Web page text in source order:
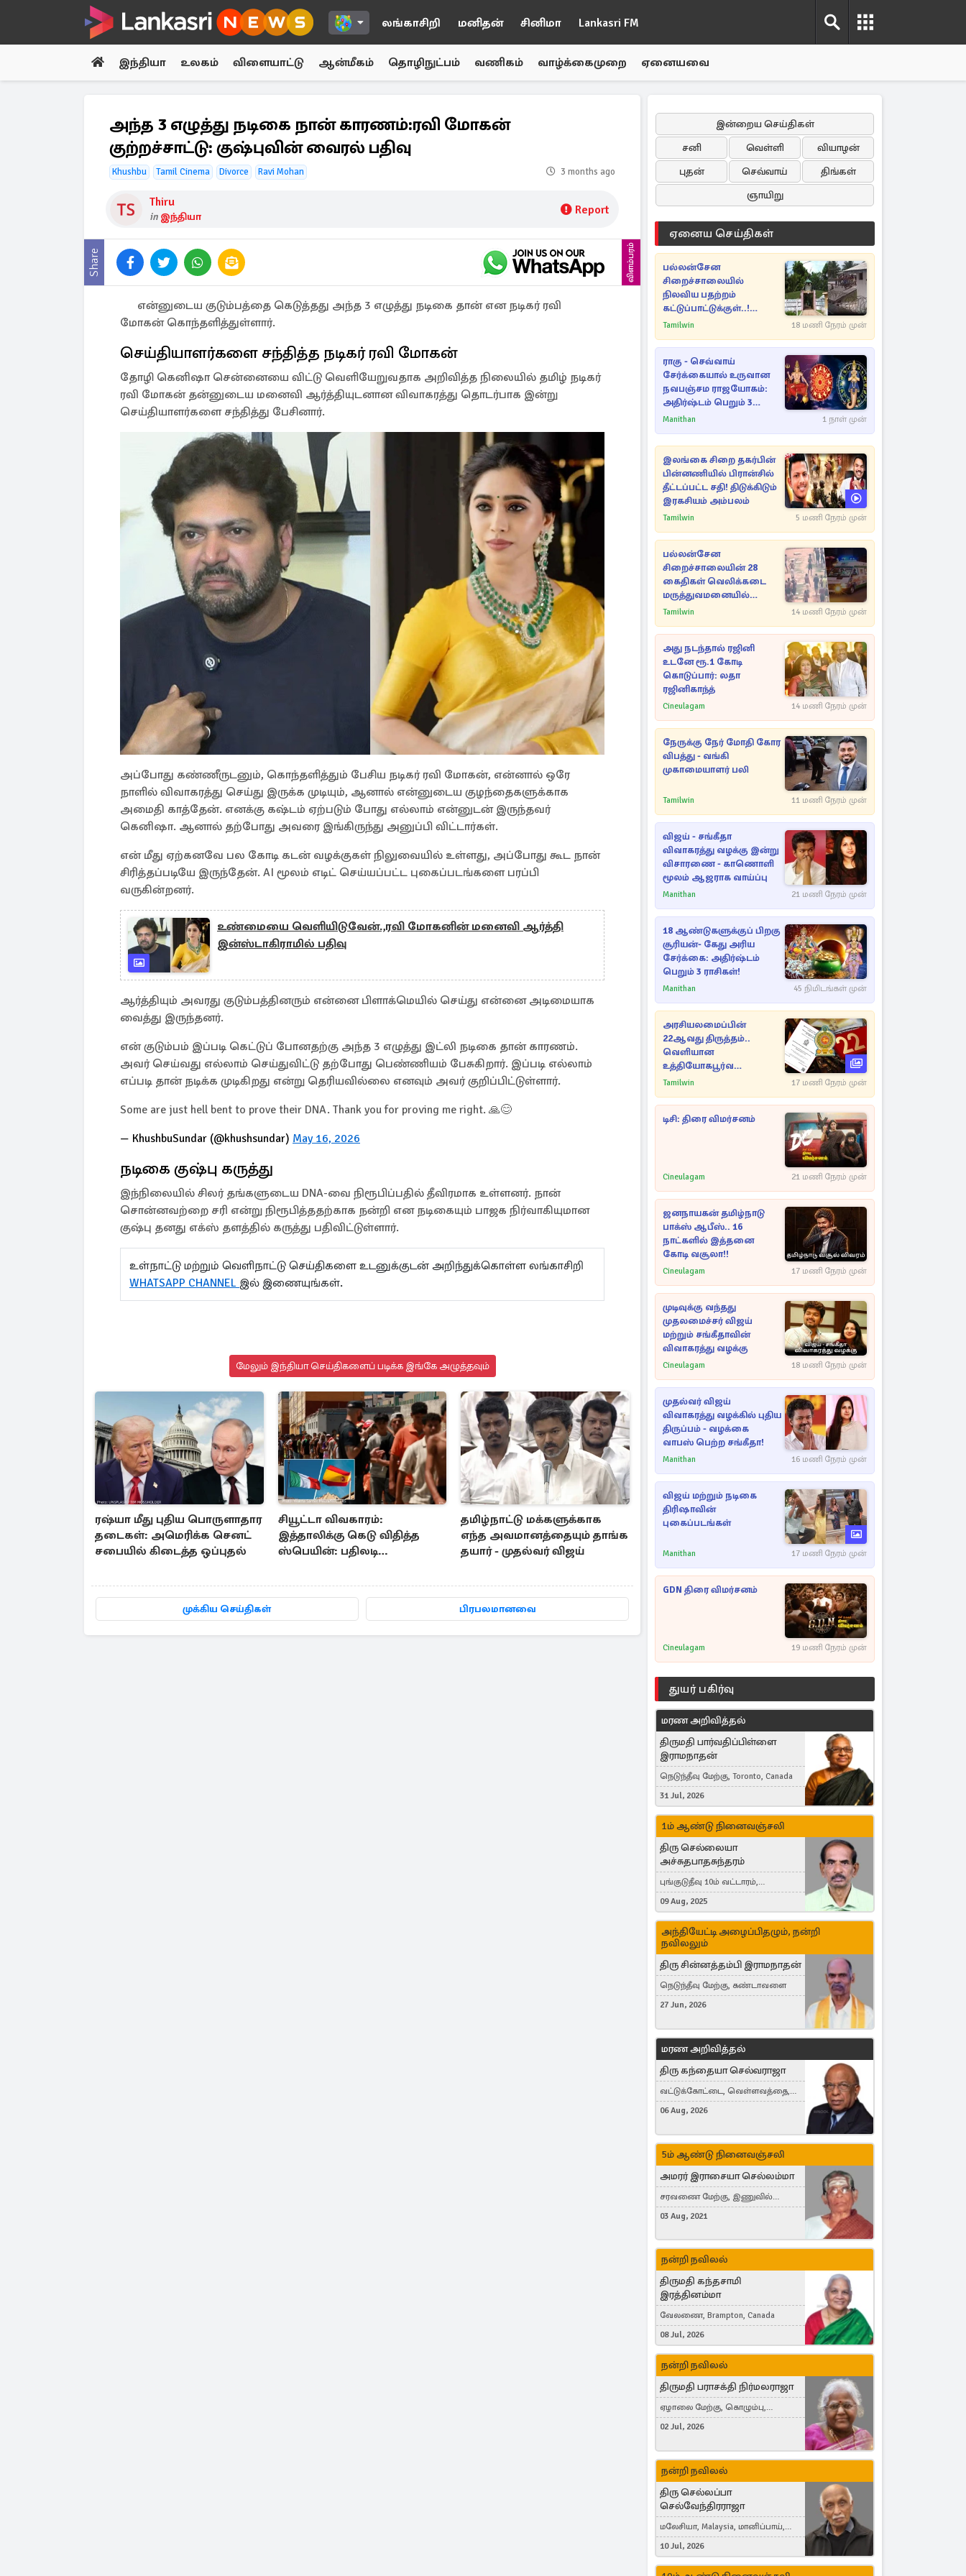
லங்காசிறி மனிதன் சினிமா Lankasri FM
இந்தியா உலகம் விளையாட்டு ஆன்மீகம் தொழிநுட்பம் வணிகம் வாழ்க்கைமுறை ஏனையவை
அந்த 3 எழுத்து நடிகை நான் காரணம்:ரவி மோகன்
குற்றச்சாட்டு: குஷ்புவின் வைரல் பதிவு
Khushbu Tamil Cinema Divorce Ravi Mohan 3 months ago
Thiru
in இந்தியா Report
Share விளம்பரம்
என்னுடைய குடும்பத்தை கெடுத்தது அந்த 3 எழுத்து நடிகை தான் என நடிகர் ரவி
மோகன் கொந்தளித்துள்ளார்.
செய்தியாளர்களை சந்தித்த நடிகர் ரவி மோகன்
தோழி கெனிஷா சென்னையை விட்டு வெளியேறுவதாக அறிவித்த நிலையில் தமிழ் நடிகர்
ரவி மோகன் தன்னுடைய மனைவி ஆர்த்தியுடனான விவாகரத்து தொடர்பாக இன்று
செய்தியாளர்களை சந்தித்து பேசினார்.
அப்போது கண்ணீருடனும், கொந்தளித்தும் பேசிய நடிகர் ரவி மோகன், என்னால் ஒரே
நாளில் விவாகரத்து செய்து இருக்க முடியும், ஆனால் என்னுடைய குழந்தைகளுக்காக
அமைதி காத்தேன். எனக்கு கஷ்டம் ஏற்படும் போது எல்லாம் என்னுடன் இருந்தவர்
கெனிஷா. ஆனால் தற்போது அவரை இங்கிருந்து அனுப்பி விட்டார்கள்.
என் மீது ஏற்கனவே பல கோடி கடன் வழக்குகள் நிலுவையில் உள்ளது, அப்போது கூட நான்
சிரித்தப்படியே இருந்தேன். AI மூலம் எடிட் செய்யப்பட்ட புகைப்படங்களை பரப்பி
வருகின்றனர்.
உண்மையை வெளியிடுவேன்.,ரவி மோகனின் மனைவி ஆர்த்தி
இன்ஸ்டாகிராமில் பதிவு
ஆர்த்தியும் அவரது குடும்பத்தினரும் என்னை பிளாக்மெயில் செய்து என்னை அடிமையாக
வைத்து இருந்தனர்.
என் குடும்பம் இப்படி கெட்டுப் போனதற்கு அந்த 3 எழுத்து இட்லி நடிகை தான் காரணம்.
அவர் செய்வது எல்லாம் செய்துவிட்டு தற்போது பெண்ணியம் பேசுகிறார். இப்படி எல்லாம்
எப்படி தான் நடிக்க முடிகிறது என்று தெரியவில்லை எனவும் அவர் குறிப்பிட்டுள்ளார்.
Some are just hell bent to prove their DNA. Thank you for proving me right. 🙏😊
— KhushbuSundar (@khushsundar) May 16, 2026
நடிகை குஷ்பு கருத்து
இந்நிலையில் சிலர் தங்களுடைய DNA-வை நிரூபிப்பதில் தீவிரமாக உள்ளனர். நான்
சொன்னவற்றை சரி என்று நிரூபித்ததற்காக நன்றி என நடிகையும் பாஜக நிர்வாகியுமான
குஷ்பு தனது எக்ஸ் தளத்தில் கருத்து பதிவிட்டுள்ளார்.
உள்நாட்டு மற்றும் வெளிநாட்டு செய்திகளை உடனுக்குடன் அறிந்துக்கொள்ள லங்காசிறி
WHATSAPP CHANNEL இல் இணையுங்கள்.
மேலும் இந்தியா செய்திகளைப் படிக்க இங்கே அழுத்தவும்
ரஷ்யா மீது புதிய பொருளாதார
தடைகள்: அமெரிக்க செனட்
சபையில் கிடைத்த ஒப்புதல்
சியூட்டா விவகாரம்:
இத்தாலிக்கு கெடு விதித்த
ஸ்பெயின்: பதிலடி
தமிழ்நாட்டு மக்களுக்காக
எந்த அவமானத்தையும் தாங்க
தயார் - முதல்வர் விஜய்
முக்கிய செய்திகள் பிரபலமானவை
இன்றைய செய்திகள்
சனி
வெள்ளி
வியாழன்
புதன்
செவ்வாய்
திங்கள்
ஞாயிறு
ஏனைய செய்திகள்
பல்லன்சேன
சிறைச்சாலையில்
நிலவிய பதற்றம்
கட்டுப்பாட்டுக்குள்..!
அதிரடியாக களமிறங்கிய
Tamilwin 18 மணி நேரம் முன்
ராகு - செவ்வாய்
சேர்க்கையால் உருவான
நவபஞ்சம ராஜயோகம்:
அதிர்ஷ்டம் பெறும் 3
ராசிகள்!
Manithan 1 நாள் முன்
இலங்கை சிறை தகர்பின்
பின்னணியில் பிரான்சில்
தீட்டப்பட்ட சதி! திடுக்கிடும்
இரகசியம் அம்பலம்
Tamilwin 5 மணி நேரம் முன்
பல்லன்சேன
சிறைச்சாலையின் 28
கைதிகள் வெலிக்கடை
மருத்துவமனையில்
அனுமதி
Tamilwin 14 மணி நேரம் முன்
அது நடந்தால் ரஜினி
உடனே ரூ.1 கோடி
கொடுப்பார்: லதா
ரஜினிகாந்த்
Cineulagam 14 மணி நேரம் முன்
நேருக்கு நேர் மோதி கோர
விபத்து - வங்கி
முகாமையாளர் பலி
Tamilwin 11 மணி நேரம் முன்
விஜய் - சங்கீதா
விவாகரத்து வழக்கு இன்று
விசாரணை - காணொளி
மூலம் ஆஜராக வாய்ப்பு
Manithan 21 மணி நேரம் முன்
18 ஆண்டுகளுக்குப் பிறகு
சூரியன்- கேது அரிய
சேர்க்கை: அதிர்ஷ்டம்
பெறும் 3 ராசிகள்!
Manithan 45 நிமிடங்கள் முன்
அரசியலமைப்பின்
22ஆவது திருத்தம்..
வெளியான
உத்தியோகபூர்வ
அறிவிப்பு!
Tamilwin 17 மணி நேரம் முன்
டிசி: திரை விமர்சனம்
Cineulagam 21 மணி நேரம் முன்
ஜனநாயகன் தமிழ்நாடு
பாக்ஸ் ஆபீஸ்.. 16
நாட்களில் இத்தனை
கோடி வசூலா!!
Cineulagam 17 மணி நேரம் முன்
முடிவுக்கு வந்தது
முதலமைச்சர் விஜய்
மற்றும் சங்கீதாவின்
விவாகரத்து வழக்கு
Cineulagam 18 மணி நேரம் முன்
முதல்வர் விஜய்
விவாகரத்து வழக்கில் புதிய
திருப்பம் - வழக்கை
வாபஸ் பெற்ற சங்கீதா!
Manithan 16 மணி நேரம் முன்
விஜய் மற்றும் நடிகை
திரிஷாவின்
புகைப்படங்கள்
Manithan 17 மணி நேரம் முன்
GDN திரை விமர்சனம்
Cineulagam 19 மணி நேரம் முன்
துயர் பகிர்வு
மரண அறிவித்தல்
திருமதி பார்வதிப்பிள்ளை
இராமநாதன்
நெடுந்தீவு மேற்கு, Toronto, Canada
31 Jul, 2026
1ம் ஆண்டு நினைவஞ்சலி
திரு செல்லையா
அச்சுதபாதசுந்தரம்
புங்குடுதீவு 10ம் வட்டாரம்,
கொள்ளுப்பிட்டி
09 Aug, 2025
அந்தியேட்டி அழைப்பிதழும், நன்றி
நவிலலும்
திரு சின்னத்தம்பி இராமநாதன்
நெடுந்தீவு மேற்கு, கண்டாவளை
27 Jun, 2026
மரண அறிவித்தல்
திரு கந்தையா செல்வராஜா
வட்டுக்கோட்டை, வெள்ளவத்தை,
Toronto, Canada
06 Aug, 2026
5ம் ஆண்டு நினைவஞ்சலி
அமரர் இராசையா செல்லம்மா
சரவணை மேற்கு, இணுவில்
கிழக்கு
03 Aug, 2021
நன்றி நவிலல்
திருமதி கந்தசாமி
இரத்தினம்மா
வேலணை, Brampton, Canada
08 Jul, 2026
நன்றி நவிலல்
திருமதி பராசக்தி நிர்மலராஜா
ஏழாலை மேற்கு, கொழும்பு,
தங்காலை, London, United Kingdom
02 Jul, 2026
நன்றி நவிலல்
திரு செல்லப்பா
செல்வேந்திரராஜா
மலேசியா, Malaysia, மானிப்பாய்,
Duisburg, Germany, London, United
Kingdom
10 Jul, 2026